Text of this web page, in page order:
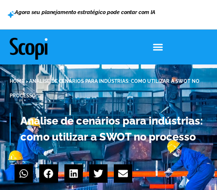
Agora seu planejamento estratégico pode contar com IA
HOME>ANÁLISE DE CENÁRIOS PARA INDÚSTRIAS: COMO UTILIZAR A SWOT NO
PROCESSO
Análise de cenários para indústrias:
como utilizar a SWOT no processo